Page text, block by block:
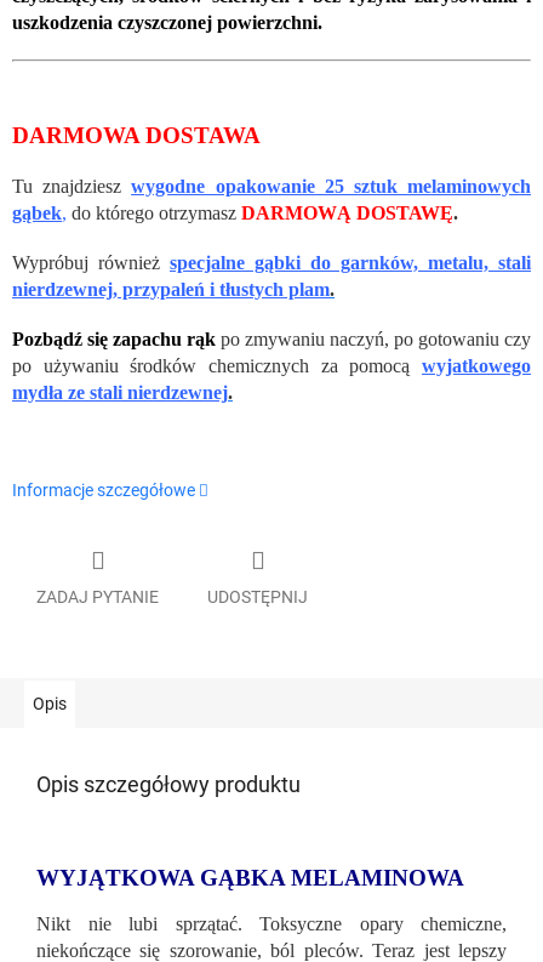
uszkodzenia czyszczonej powierzchni.
DARMOWA DOSTAWA
Tu znajdzieszwygodne opakowanie 25 sztuk melaminowych
gąbek, do którego otrzymasz DARMOWĄ DOSTAWĘ.
Wypróbuj również specjalne gąbki do garnków, metalu, stali
nierdzewnej, przypaleń i tłustych plam.
Pozbądź się zapachu rąk po zmywaniu naczyń, po gotowaniu czy
po używaniu środków chemicznych za pomocą wyjatkowego
mydła ze stali nierdzewnej.
Informacje szczegółowe
ZADAJ PYTANIE UDOSTĘPNIJ
Opis
Opis szczegółowy produktu
WYJĄTKOWA GĄBKA MELAMINOWA
Nikt nie lubi sprzątać. Toksyczne opary chemiczne,
niekończące się szorowanie, ból pleców. Teraz jest lepszy